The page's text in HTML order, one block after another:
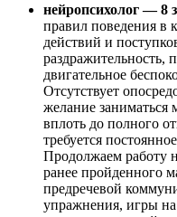
нейропсихолог — 8
правил поведения в
действий и
раздражительность,
двигательное
Отсутствует
желание заниматься
вплоть до полного
требуется
Продолжаем работу
ранее пройденного
предречевой
упражнения, игры